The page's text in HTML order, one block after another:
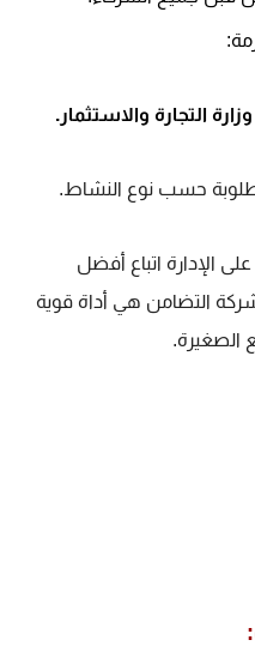
التجارة والاستثمار.
حسب نوع النشاط.
الإدارة اتباع أفضل
التضامن هي أداة قوية
الصغيرة.